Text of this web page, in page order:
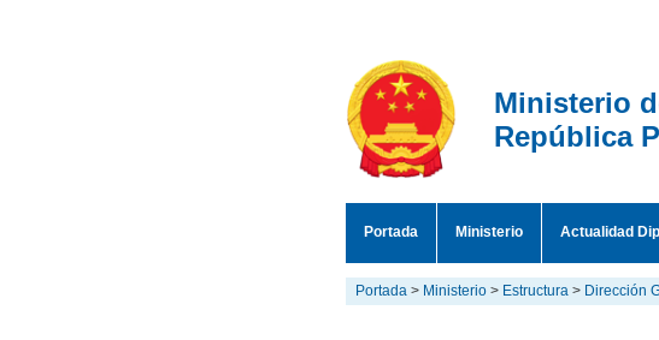
Ministerio
República
Portada Ministerio Actualidad
Portada > Ministerio > Estructura > Dirección